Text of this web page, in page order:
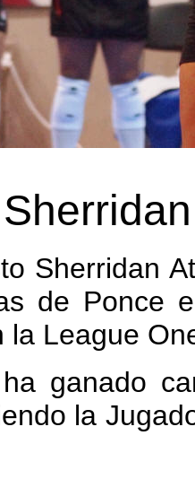
Sherridan
de Ponce
la League
ganado
la